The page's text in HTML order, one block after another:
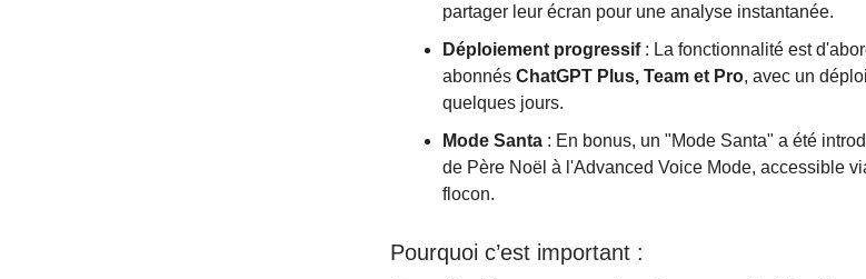
partager leur écran pour une analyse instantanée.
Déploiement progressif: La fonctionnalité est
abonnés ChatGPT Plus, Team et Pro, avec un
quelques jours.
Mode Santa : En bonus, un "Mode Santa" a été
de Père Noël à l'Advanced Voice Mode, accessible
flocon.
Pourquoi c’est important :